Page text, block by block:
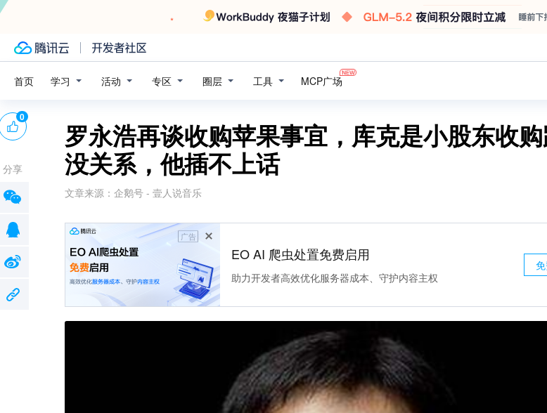
首页 学习 活动 专区 圈层 工具 MCP广场
罗永浩再谈收购苹果事宜，库克是小股东收
没关系，他插不上话
文章来源： 企鹅号 - 壹人说音乐
广告
EO AI 爬虫处置免费启用
助力开发者高效优化服务器成本、守护内容主权
0
分享